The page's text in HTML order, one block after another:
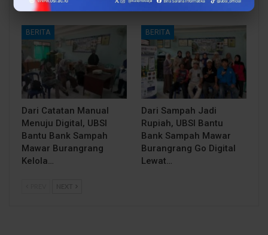
dan Keamanan Siber…
dengan Beasiswa…
BERITA
Dari Catatan Manual
Menuju Digital, UBSI
Bantu Bank Sampah
Mawar Burangrang
Kelola…
BERITA
Dari Sampah Jadi
Rupiah, UBSI Bantu
Bank Sampah Mawar
Burangrang Go Digital
Lewat…
NEXT